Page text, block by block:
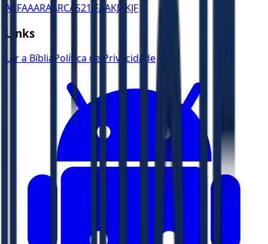
ACFAAARA ARCAS21 JFAAKJA KJF
Links
Ler a Bíblia Política de Privacidade